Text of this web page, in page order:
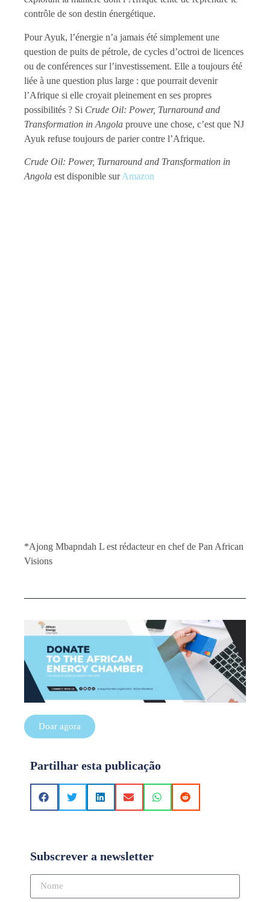
contrôle de son destin énergétique.
Pour Ayuk, l’énergie n’a jamais été simplement une
question de puits de pétrole, de cycles d’octroi de licences
ou de conférences sur l’investissement. Elle a toujours été
liée à une question plus large : que pourrait devenir
l’Afrique si elle croyait pleinement en ses propres
possibilités ? Si Crude Oil: Power, Turnaround and
Transformation in Angola prouve une chose, c’est que NJ
Ayuk refuse toujours de parier contre l’Afrique.
Crude Oil: Power, Turnaround and Transformation in
Angola est disponible sur Amazon
*Ajong Mbapndah L est rédacteur en chef de Pan African
Visions
Doar agora
Partilhar esta publicação
Subscrever a newsletter